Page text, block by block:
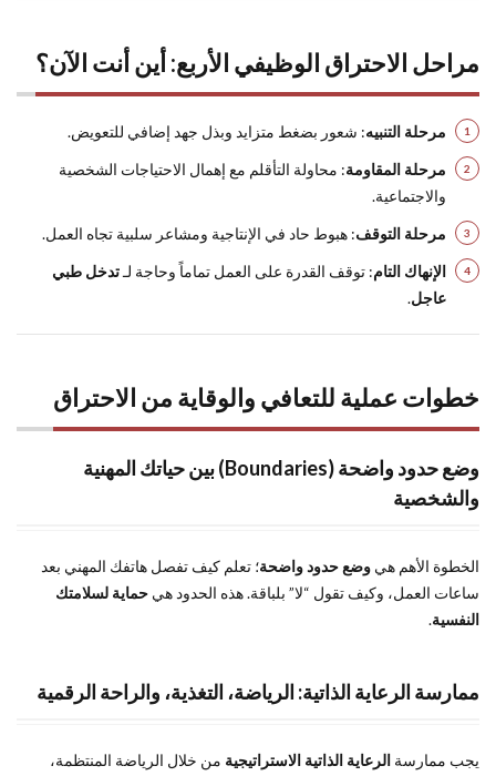
مراحل الاحتراق الوظيفي الأربع: أين أنت الآن؟
مرحلة التنبيه: شعور بضغط متزايد وبذل جهد إضافي للتعويض.
مرحلة المقاومة: محاولة التأقلم مع إهمال الاحتياجات الشخصية
والاجتماعية.
مرحلة التوقف: هبوط حاد في الإنتاجية ومشاعر سلبية تجاه العمل.
الإنهاك التام: توقف القدرة على العمل تماماً وحاجة لـتدخل طبي
عاجل.
خطوات عملية للتعافي والوقاية من الاحتراق
وضع حدود واضحة (Boundaries) بين حياتك المهنية
والشخصية
الخطوة الأهم هي وضع حدود واضحة؛ تعلم كيف تفصل هاتفك المهني بعد
ساعات العمل، وكيف تقول “لا” بلباقة. هذه الحدود هي حماية لسلامتك
النفسية.
ممارسة الرعاية الذاتية: الرياضة، التغذية، والراحة الرقمية
يجب ممارسة الرعاية الذاتية الاستراتيجية من خلال الرياضة المنتظمة،